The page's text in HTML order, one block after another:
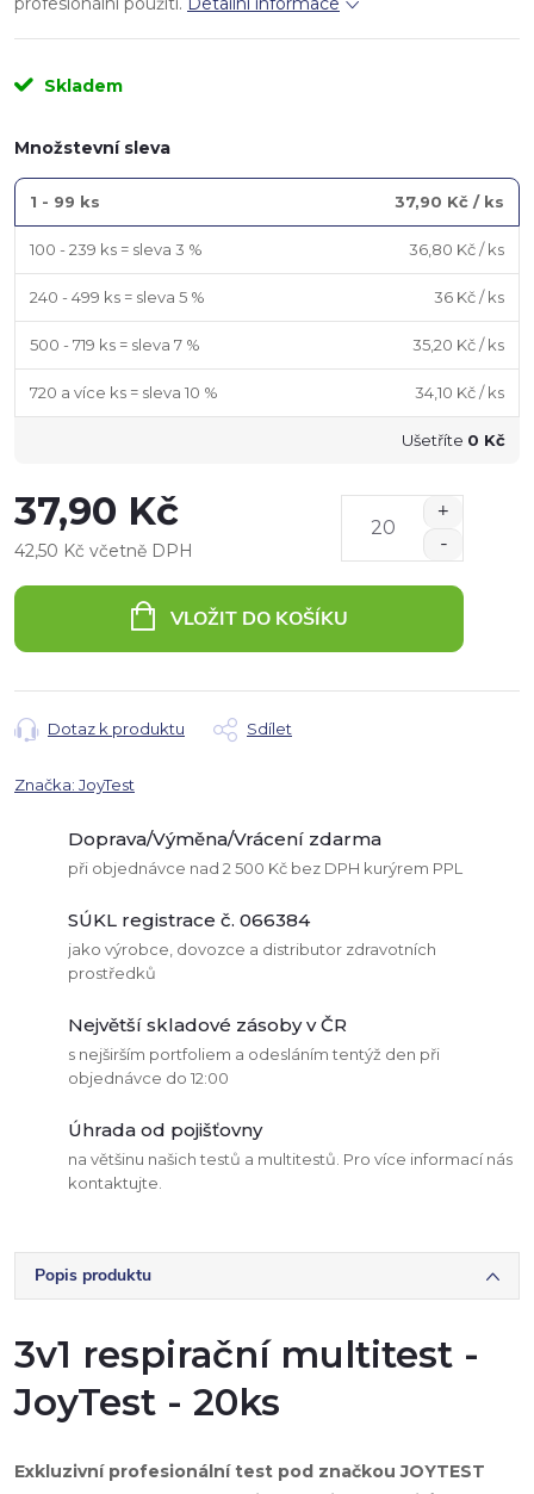
Skladem
Množstevní sleva
1 - 99 ks 37,90 Kč / ks
100 - 239 ks = sleva 3 % 36,80 Kč/ ks
240 - 499 ks = sleva 5 % 36 Kč/ ks
500 - 719 ks = sleva 7 % 35,20 Kč/ ks
720 a více ks = sleva 10 % 34,10 Kč/ ks
Ušetříte 0 Kč
37,90 Kč
42,50 Kč včetně DPH
VLOŽIT DO KOŠÍKU
Dotaz k produktu Sdílet
Značka: JoyTest
Doprava/Výměna/Vrácení zdarma
při objednávce nad 2 500 Kč bez DPH kurýrem PPL
SÚKL registrace č. 066384
jako výrobce, dovozce a distributor zdravotních
prostředků
Největší skladové zásoby v ČR
s nejširším portfoliem a odesláním tentýž den při
objednávce do 12:00
Úhrada od pojišťovny
na většinu našich testů a multitestů. Pro více informací nás
kontaktujte.
Popis produktu
3v1 respirační multitest -
JoyTest - 20ks
Exkluzivní profesionální test pod značkou JOYTEST